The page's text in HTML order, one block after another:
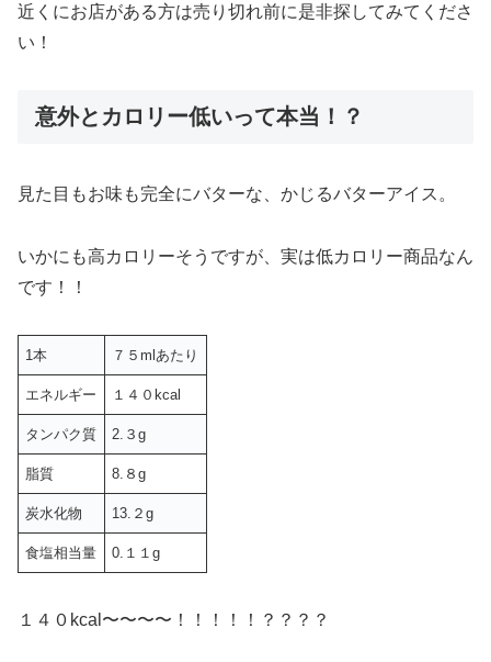
近くにお店がある方は売り切れ前に是非探してみてくださ
い！
意外とカロリー低いって本当！？
見た目もお味も完全にバターな、かじるバターアイス。
いかにも高カロリーそうですが、実は低カロリー商品なん
です！！
1本 ７５mlあたり
エネルギー １４０kcal
タンパク質 2.３g
脂質 8.８g
炭水化物 13.２g
食塩相当量 0.１１g
１４０kcal〜〜〜〜！！！！！？？？？